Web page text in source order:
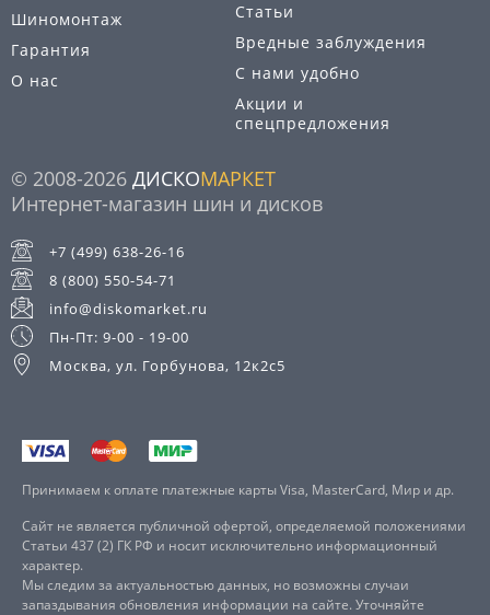
Шиномонтаж
Гарантия
О нас
Статьи
Вредные заблуждения
С нами удобно
Акции и
спецпредложения
© 2008-2026 ДИСКОМАРКЕТ
Интернет-магазин шин и дисков
+7 (499) 638-26-16
8 (800) 550-54-71
info@diskomarket.ru
Пн-Пт: 9-00 - 19-00
Москва, ул. Горбунова, 12к2с5
Принимаем к оплате платежные карты Visa, MasterCard, Мир и др.
Сайт не является публичной офертой, определяемой положениями
Статьи 437 (2) ГК РФ и носит исключительно информационный
характер.
Мы следим за актуальностью данных, но возможны случаи
запаздывания обновления информации на сайте. Уточняйте